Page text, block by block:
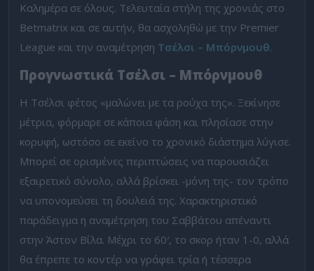
Καλημέρα σε όλους. Τελευταία στήλη της χρονιάς στο
Betmatrix και σε αυτήν, θα ασχοληθώ με την Premier
League και την αναμέτρηση Τσέλσι – Μπόρνμουθ.
Προγνωστικά Τσέλσι – Μπόρνμουθ
Η Τσέλσι φέτος «μαλώνει με τα ρούχα της». Ξεκίνησε
μέτρια, φόρμαρε σε κάποια φάση και πλησίασε στην
κορυφή, ωστόσο σε εκείνο το χρονικό διάστημα λύγισε.
Μπορεί σε ορισμένες περιπτώσεις να παρουσιάζει
εξαιρετικό σύνολο, αλλά βρίσκει -μόνη της- τον τρόπο
να υπονομεύσει τη δουλειά της. Χαρακτηριστικό
παράδειγμα η αναμέτρηση του Σαββάτου απέναντι
στην Άστον Βίλα. Μέχρι το 60′, το σκορ ήταν 1-0, αλλά
θα έπρεπε το κοντέρ να γράφει τρία ή τέσσερα